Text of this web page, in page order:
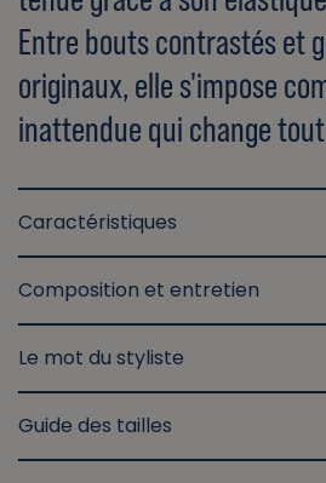
Entre bouts contrastés et
originaux, elle s'impose
inattendue qui change
Caractéristiques
Composition et entretien
Le mot du styliste
Guide des tailles